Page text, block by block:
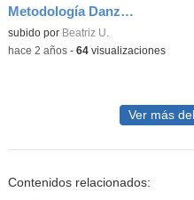
Metodología Danza estilizada Rocío Espada y Beatriz Uría. Colocación
Contenido educativo.
subido por Beatriz U.
-hace 2 años- 64visualizaciones
Ver más
Contenidos relacionados: